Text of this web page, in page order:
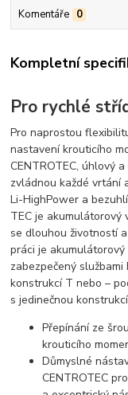
Komentáře 0
Kompletní
Pro rychlé
Pro naprostou
nastavení krouticího
CENTROTEC, úhlový
zvládnou každé vrtání
Li-HighPower a
TEC je akumulátorový
se dlouhou životností
práci je
zabezpečený službami
konstrukcí T nebo –
s jedinečnou
Přepínání ze
krouticího
Důmyslné
CENTROTEC